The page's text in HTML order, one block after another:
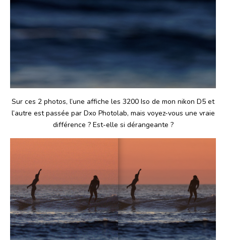
Sur ces 2 photos, l’une affiche les 3200 Iso de mon nikon D5 et
l’autre est passée par Dxo Photolab, mais voyez-vous une vraie
différence ? Est-elle si dérangeante ?